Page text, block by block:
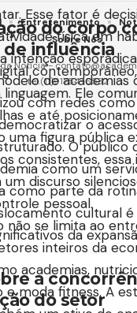
do corpo
influência
Ele
e até
uma figura pública
consistentes, essa
discurso
pessoal.
não se limita ao
inteiros da
academias,
e moda fitness. A
Esse fator é
física em
intenção
de academias
com redes
o
O público
como um
como parte da
cultural
da
a
do setor
Notícia -
tel.(11)91754-6532
Entretenimento
Sobre Nós